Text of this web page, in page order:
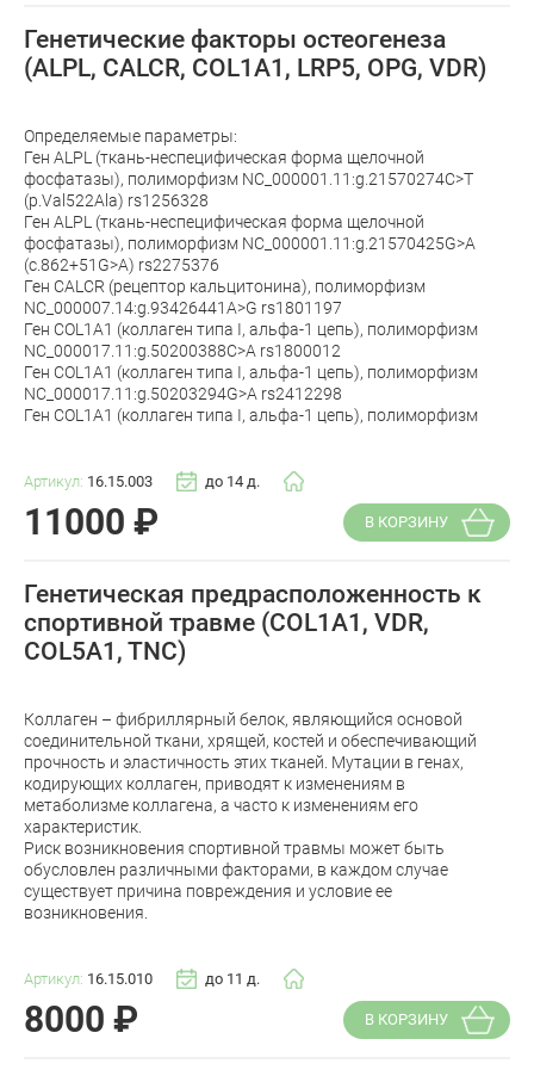
Генетические факторы остеогенеза
(ALPL, CALCR, COL1A1, LRP5, OPG, VDR)
Определяемые параметры:
Ген ALPL (ткань-неспецифическая форма щелочной
фосфатазы), полиморфизм NC_000001.11:g.21570274C>T
(p.Val522Ala) rs1256328
Ген ALPL (ткань-неспецифическая форма щелочной
фосфатазы), полиморфизм NC_000001.11:g.21570425G>A
(c.862+51G>A) rs2275376
Ген CALCR (рецептор кальцитонина), полиморфизм
NC_000007.14:g.93426441A>G rs1801197
Ген COL1A1 (коллаген типа I, альфа-1 цепь), полиморфизм
NC_000017.11:g.50200388C>A rs1800012
Ген COL1A1 (коллаген типа I, альфа-1 цепь), полиморфизм
NC_000017.11:g.50203294G>A rs2412298
Ген COL1A1 (коллаген типа I, альфа-1 цепь), полиморфизм
Артикул: 16.15.003 до 14 д.
11000 ₽ В КОРЗИНУ
Генетическая предрасположенность к
спортивной травме (COL1A1, VDR,
COL5A1, TNC)
Коллаген – фибриллярный белок, являющийся основой
соединительной ткани, хрящей, костей и обеспечивающий
прочность и эластичность этих тканей. Мутации в генах,
кодирующих коллаген, приводят к изменениям в
метаболизме коллагена, а часто к изменениям его
характеристик.
Риск возникновения спортивной травмы может быть
обусловлен различными факторами, в каждом случае
существует причина повреждения и условие ее
возникновения.
Артикул: 16.15.010 до 11 д.
8000 ₽ В КОРЗИНУ